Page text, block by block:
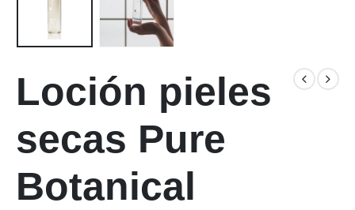
Loción pieles
secas Pure
Botanical